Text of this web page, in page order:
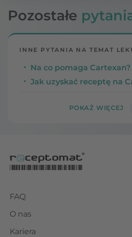
Pozostałe
INNE PYTANIA NA TEMAT
Na co pomaga
Jak uzyskać receptę na
FAQ
O nas
Kariera